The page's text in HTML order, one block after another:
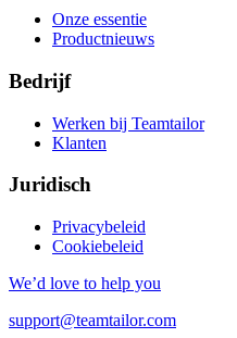
Onze essentie
Productnieuws
Bedrijf
Werken bij Teamtailor
Klanten
Juridisch
Privacybeleid
Cookiebeleid
We’d love to help you
support@teamtailor.com